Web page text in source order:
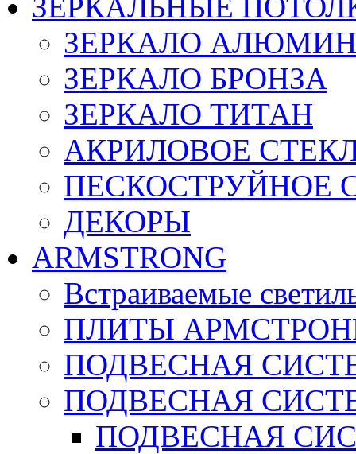
ЗЕРКАЛО
ЗЕРКАЛО БРОНЗА
ЗЕРКАЛО ТИТАН
АКРИЛОВОЕ
ПЕСКОСТРУЙНОЕ
ДЕКОРЫ
ARMSTRONG
Встраиваемые
ПЛИТЫ
ПОДВЕСНАЯ
ПОДВЕСНАЯ
ПОДВЕСНАЯ